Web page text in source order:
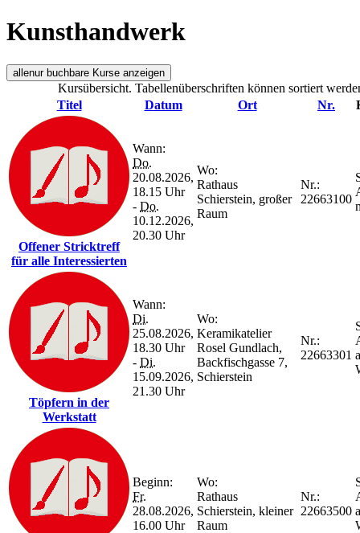
Kunsthandwerk
allenur buchbare Kurse anzeigen
Kursübersicht. Tabellenüberschriften können sortiert
Titel
Datum Ort Nr.
Offener Stricktreff
für alle Interessierten
Wann:
Do.
20.08.2026,
18.15 Uhr
- Do.
10.12.2026,
20.30 Uhr
Wo:
Rathaus
Schierstein, großer
Raum
Nr.:
22663100
Töpfern in der
Werkstatt
Wann:
Di.
25.08.2026,
18.30 Uhr
- Di.
15.09.2026,
21.30 Uhr
Wo:
Keramikatelier
Rosel Gundlach,
Backfischgasse 7,
Schierstein
Nr.:
22663301
Beginn:
Fr.
28.08.2026,
16.00 Uhr
Wo:
Rathaus
Schierstein, kleiner
Raum
Nr.:
22663500